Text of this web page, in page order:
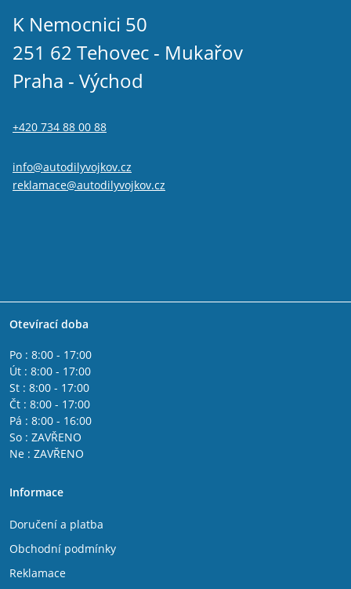
K Nemocnici 50
251 62 Tehovec - Mukařov
Praha - Východ
+420 734 88 00 88
info@autodilyvojkov.cz
reklamace@autodilyvojkov.cz
Otevírací doba
Po : 8:00 - 17:00
Út : 8:00 - 17:00
St : 8:00 - 17:00
Čt : 8:00 - 17:00
Pá : 8:00 - 16:00
So : ZAVŘENO
Ne : ZAVŘENO
Informace
Doručení a platba
Obchodní podmínky
Reklamace